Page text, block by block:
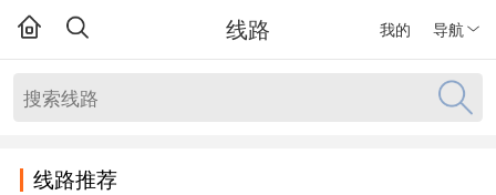
我的 导航
线路
线路推荐